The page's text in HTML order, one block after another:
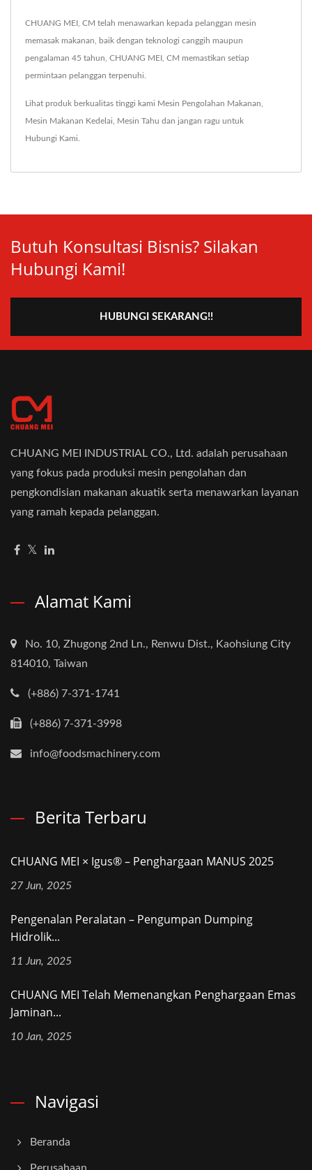
CHUANG MEI, CM telah menawarkan kepada pelanggan mesin
memasak makanan, baik dengan teknologi canggih maupun
pengalaman 45 tahun, CHUANG MEI, CM memastikan setiap
permintaan pelanggan terpenuhi.
Lihat produk berkualitas tinggi kami Mesin Pengolahan Makanan
Mesin Makanan Kedelai Mesin Tahu dan jangan ragu untuk
Hubungi Kami
Butuh Konsultasi Bisnis? Silakan
Hubungi Kami!
HUBUNGI SEKARANG!!
CHUANG MEI INDUSTRIAL CO., Ltd. adalah perusahaan
yang fokus pada produksi mesin pengolahan dan
pengkondisian makanan akuatik serta menawarkan layanan
yang ramah kepada pelanggan.
Alamat Kami
No. 10, Zhugong 2nd Ln., Renwu Dist., Kaohsiung City
814010, Taiwan
(+886) 7-371-1741
(+886) 7-371-3998
info@foodsmachinery.com
Berita Terbaru
CHUANG MEI × Igus® – Penghargaan MANUS 2025
27 Jun, 2025
Pengenalan Peralatan – Pengumpan Dumping
Hidrolik...
11 Jun, 2025
CHUANG MEI Telah Memenangkan Penghargaan Emas
Jaminan...
10 Jan, 2025
Navigasi
Beranda